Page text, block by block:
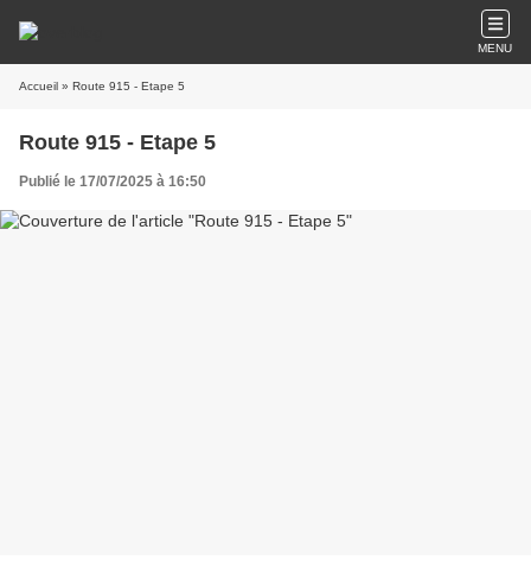
MENU
Accueil » Route 915 - Etape 5
Route 915 - Etape 5
Publié le 17/07/2025 à 16:50